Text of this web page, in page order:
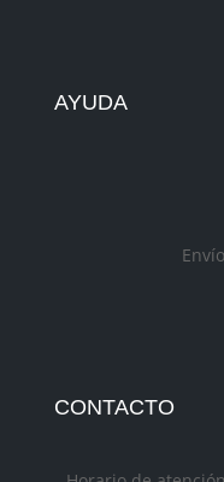
AYUDA
CONTACTO